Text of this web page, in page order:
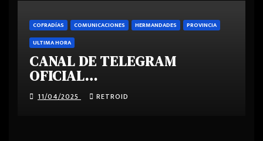
COFRADÍAS COMUNICACIONES HERMANDADES
PROVINCIA
ULTIMA HORA
CANAL DE TELEGRAM
OFICIAL
SEMANASANTAGRANADA.COM
11/04/2025 RETROID